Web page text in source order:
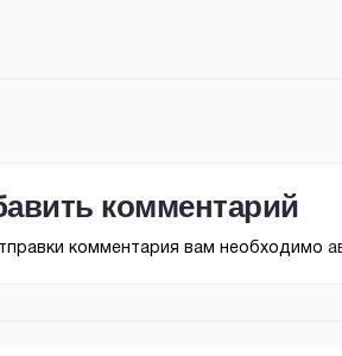
комментарий
комментария вам необходимо